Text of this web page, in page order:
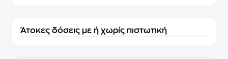
Άτοκες δόσεις με ή χωρίς πιστωτική